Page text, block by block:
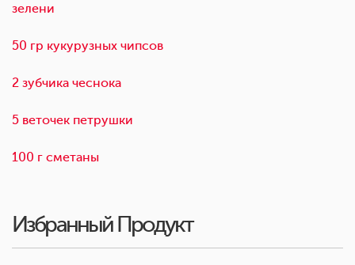
зелени
50 гр кукурузных чипсов
2 зубчика чеснока
5 веточек петрушки
100 г сметаны
Избранный Продукт